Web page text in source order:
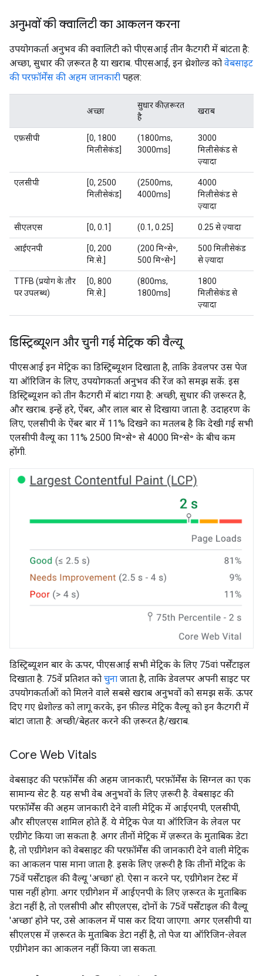
अनुभवों की क्वालिटी का आकलन करना
उपयोगकर्ता अनुभव की क्वालिटी को पीएसआई तीन कैटगरी में बांटता है:
अच्छा, सुधार की ज़रूरत है या खराब. पीएसआई, इन थ्रेशोल्ड को वेबसाइट
की परफ़ॉर्मेंस की अहम जानकारी पहल:
अच्छा
सुधार की ज़रूरत
है
खराब
एफ़सीपी
[0, 1800
मिलीसेकंड]
(1800ms,
3000ms]
3000
मिलीसेकंड से
ज़्यादा
एलसीपी
[0, 2500
मिलीसेकंड]
(2500ms,
4000ms]
4000
मिलीसेकंड से
ज़्यादा
सीएलएस [0, 0.1] (0.1, 0.25] 0.25 से ज़्यादा
आईएनपी
[0, 200
मि.से.]
(200 मि॰से॰,
500 मि॰से॰]
500 मिलीसेकंड
से ज़्यादा
TTFB (प्रयोग के तौर
पर उपलब्ध)
[0, 800
मि.से.]
(800ms,
1800ms]
1800
मिलीसेकंड से
ज़्यादा
डिस्ट्रिब्यूशन और चुनी गई मेट्रिक की वैल्यू
पीएसआई इन मेट्रिक का डिस्ट्रिब्यूशन दिखाता है, ताकि डेवलपर उस पेज
या ऑरिजिन के लिए, उपयोगकर्ता अनुभव की रेंज को समझ सकें. इस
डिस्ट्रिब्यूशन को तीन कैटगरी में बांटा गया है: अच्छी, सुधार की ज़रूरत है,
और खराब. इन्हें हरे, ऐंबर, और लाल बार से दिखाया जाता है. उदाहरण के
लिए, एलसीपी के ऐंबर बार में 11% दिखने का मतलब है कि देखी गई सभी
एलसीपी वैल्यू का 11% 2500 मि॰से॰ से 4000 मि॰से॰ के बीच कम
होंगी.
डिस्ट्रिब्यूशन बार के ऊपर, पीएसआई सभी मेट्रिक के लिए 75वां पर्सेंटाइल
दिखाता है. 75वें प्रतिशत को चुना जाता है, ताकि डेवलपर अपनी साइट पर
उपयोगकर्ताओं को मिलने वाले सबसे खराब अनुभवों को समझ सकें. ऊपर
दिए गए थ्रेशोल्ड को लागू करके, इन फ़ील्ड मेट्रिक वैल्यू को इन कैटगरी में
बांटा जाता है: अच्छी/बेहतर करने की ज़रूरत है/खराब.
Core Web Vitals
वेबसाइट की परफ़ॉर्मेंस की अहम जानकारी, परफ़ॉर्मेंस के सिग्नल का एक
सामान्य सेट है. यह सभी वेब अनुभवों के लिए ज़रूरी है. वेबसाइट की
परफ़ॉर्मेंस की अहम जानकारी देने वाली मेट्रिक में आईएनपी, एलसीपी,
और सीएलएस शामिल होते हैं. ये मेट्रिक पेज या ऑरिजिन के लेवल पर
एग्रीगेट किया जा सकता है. अगर तीनों मेट्रिक में ज़रूरत के मुताबिक डेटा
है, तो एग्रीगेशन को वेबसाइट की परफ़ॉर्मेंस की जानकारी देने वाली मेट्रिक
का आकलन पास माना जाता है. इसके लिए ज़रूरी है कि तीनों मेट्रिक के
75वें पर्सेंटाइल की वैल्यू 'अच्छा' हो. ऐसा न करने पर, एग्रीगेशन टेस्ट में
पास नहीं होगा. अगर एग्रीगेशन में आईएनपी के लिए ज़रूरत के मुताबिक
डेटा नहीं है, तो एलसीपी और सीएलएस, दोनों के 75वें पर्सेंटाइल की वैल्यू
'अच्छा' होने पर, उसे आकलन में पास कर दिया जाएगा. अगर एलसीपी या
सीएलएस में ज़रूरत के मुताबिक डेटा नहीं है, तो पेज या ऑरिजिन-लेवल
एग्रीगेशन का आकलन नहीं किया जा सकता.